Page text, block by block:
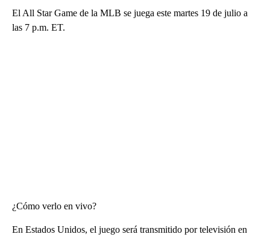
El All Star Game de la MLB se juega este martes 19 de julio a
las 7 p.m. ET.
¿Cómo verlo en vivo?
En Estados Unidos, el juego será transmitido por televisión en